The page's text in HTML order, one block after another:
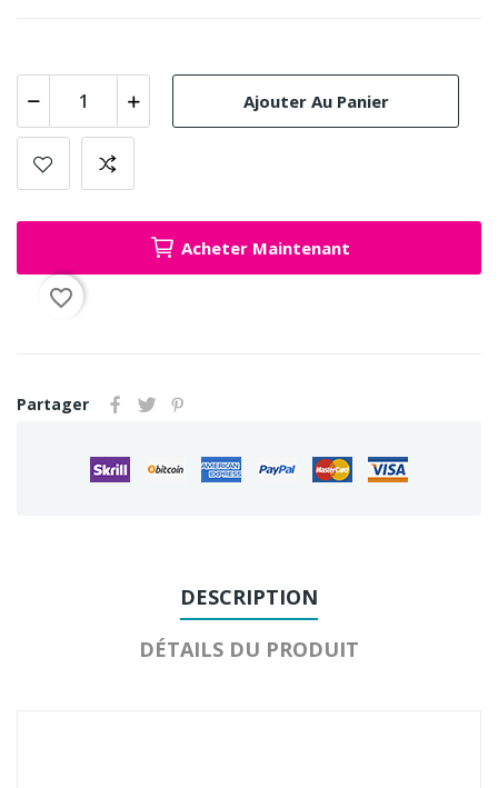
Ajouter Au Panier
Acheter Maintenant
favorite_border
Partager
DESCRIPTION
DÉTAILS DU PRODUIT